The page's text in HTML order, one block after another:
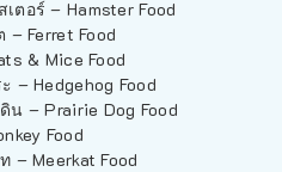
ตอร์ – Hamster Food
– Ferret Food
& Mice Food
– Hedgehog Food
น – Prairie Dog Food
Food
– Meerkat Food